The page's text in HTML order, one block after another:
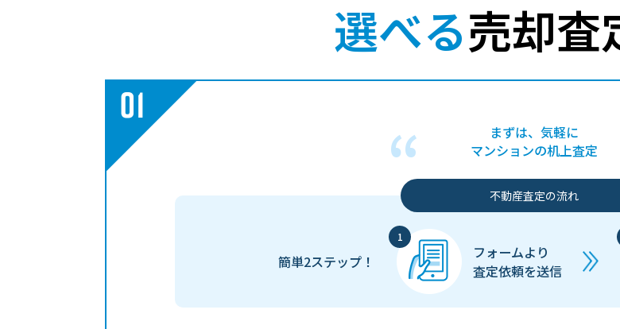
選べる売却査
まずは、気軽に
マンションの机上査定
不動産査定の流れ
簡単2ステップ！
フォームより
査定依頼を送信